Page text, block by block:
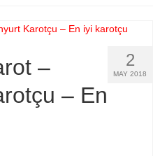
2
MAY 2018
–
– En